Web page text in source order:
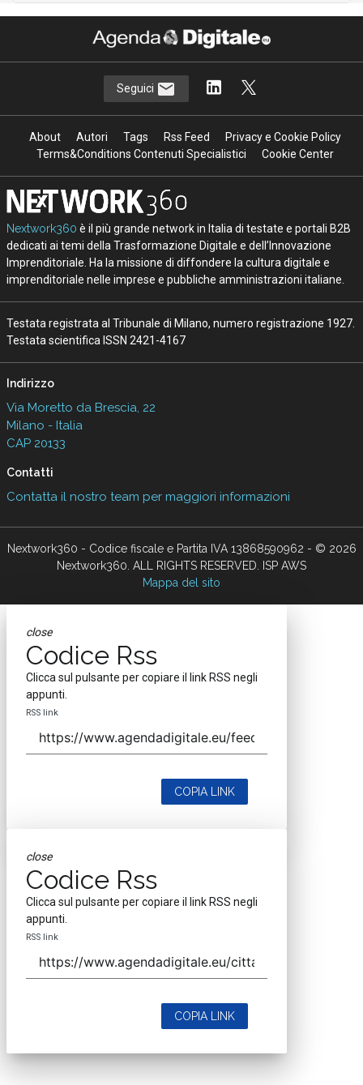
Seguici
About Autori Tags Rss Feed
Privacy e Cookie Policy
Terms&Conditions Contenuti Specialistici
Cookie Center
Nextwork360 è il più grande network in Italia di testate e portali B2B
dedicati ai temi della Trasformazione Digitale e dell’Innovazione
Imprenditoriale. Ha la missione di diffondere la cultura digitale e
imprenditoriale nelle imprese e pubbliche amministrazioni italiane.
Testata registrata al Tribunale di Milano, numero registrazione 1927.
Testata scientifica ISSN 2421-4167
Indirizzo
Via Moretto da Brescia, 22
Milano - Italia
CAP 20133
Contatti
Contatta il nostro team per maggiori informazioni
Nextwork360 - Codice fiscale e Partita IVA 13868590962 - © 2026
Nextwork360. ALL RIGHTS RESERVED. ISP AWS
Mappa del sito
close
Codice Rss
Clicca sul pulsante per copiare il link RSS negli
appunti.
RSS link
COPIA LINK
close
Codice Rss
Clicca sul pulsante per copiare il link RSS negli
appunti.
RSS link
COPIA LINK